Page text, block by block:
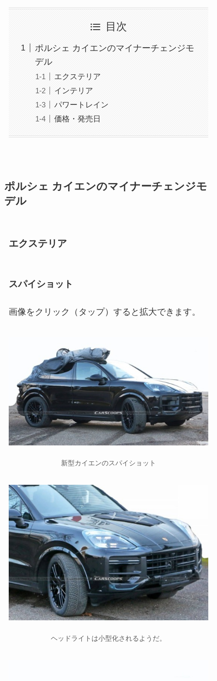
目次
ポルシェ カイエンのマイナーチェンジモ
デル
エクステリア
インテリア
パワートレイン
価格・発売日
ポルシェ カイエンのマイナーチェンジモ
デル
エクステリア
スパイショット
画像をクリック（タップ）すると拡大できます。
新型カイエンのスパイショット
ヘッドライトは小型化されるようだ。